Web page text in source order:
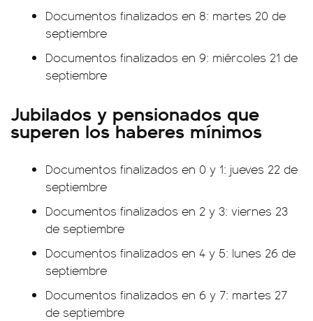
Documentos finalizados en 8: martes 20 de
septiembre
Documentos finalizados en 9: miércoles 21 de
septiembre
Jubilados y pensionados que
superen los haberes mínimos
Documentos finalizados en 0 y 1: jueves 22 de
septiembre
Documentos finalizados en 2 y 3: viernes 23
de septiembre
Documentos finalizados en 4 y 5: lunes 26 de
septiembre
Documentos finalizados en 6 y 7: martes 27
de septiembre